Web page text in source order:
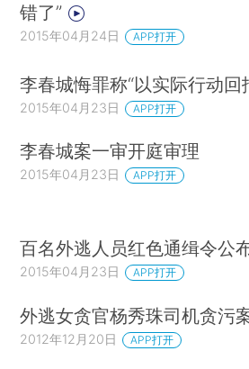
错了”
2015年04月24日 APP打开
李春城悔罪称“以实际行动回
2015年04月23日 APP打开
李春城案一审开庭审理
2015年04月23日 APP打开
百名外逃人员红色通缉令公
2015年04月23日 APP打开
外逃女贪官杨秀珠司机贪污
2012年12月20日 APP打开